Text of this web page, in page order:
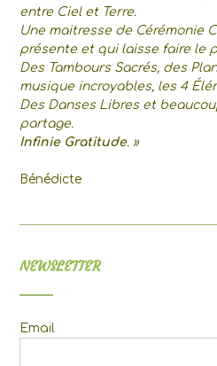
entre Ciel et Terre.
Une maitresse de Cérémonie
présente et qui laisse faire le
Des Tambours Sacrés, des
musique incroyables, les 4
Des Danses Libres et
partage.
Infinie Gratitude. »
Bénédicte
NEWSLETTER
Email